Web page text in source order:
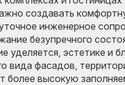
создавать
инженерное
безупречного
уделяется, эстетике и
вида фасадов,
более высокую